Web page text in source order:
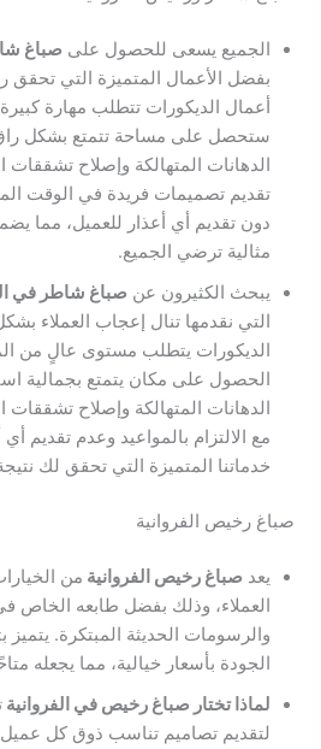
الجميع يسعى للحصول على صباغ
بفضل الأعمال المتميزة التي تحقق
أعمال الديكورات تتطلب مهارة
ستحصل على مساحة تتمتع بشكل
الدهانات المتهالكة وإصلاح تشققات
تقديم تصميمات فريدة في الوقت
دون تقديم أي أعذار للعميل، مما
مثالية ترضي الجميع.
يبحث الكثيرون عن صباغ شاطر في
التي نقدمها تنال إعجاب العملاء
الديكورات يتطلب مستوى عالٍ من
الحصول على مكان يتمتع بجمالية
الدهانات المتهالكة وإصلاح تشققات
مع الالتزام بالمواعيد وعدم تقديم
خدماتنا المتميزة التي تحقق لك
صباغ رخيص الفروانية
يعد صباغ رخيص الفروانية من
العملاء، وذلك بفضل طابعه الخاص
والرسومات الحديثة المبتكرة. يتميز
الجودة بأسعار خيالية، مما يجعله
لماذا تختار صباغ رخيص في الفروانية
لتقديم تصاميم تناسب ذوق كل